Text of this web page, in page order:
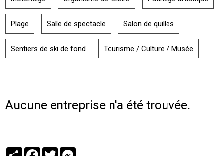
Plage Salle de spectacle Salon de quilles
Sentiers de ski de fond Tourisme / Culture / Musée
Aucune entreprise n'a été trouvée.
PartagerFacebook
Twitter